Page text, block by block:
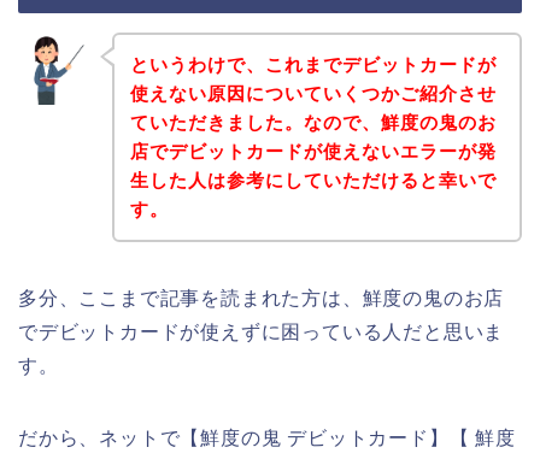
というわけで、これまでデビットカードが
使えない原因についていくつかご紹介させ
ていただきました。なので、鮮度の鬼のお
店でデビットカードが使えないエラーが発
生した人は参考にしていただけると幸いで
す。
多分、ここまで記事を読まれた方は、鮮度の鬼のお店
でデビットカードが使えずに困っている人だと思いま
す。
だから、ネットで【鮮度の鬼 デビットカード】【 鮮度